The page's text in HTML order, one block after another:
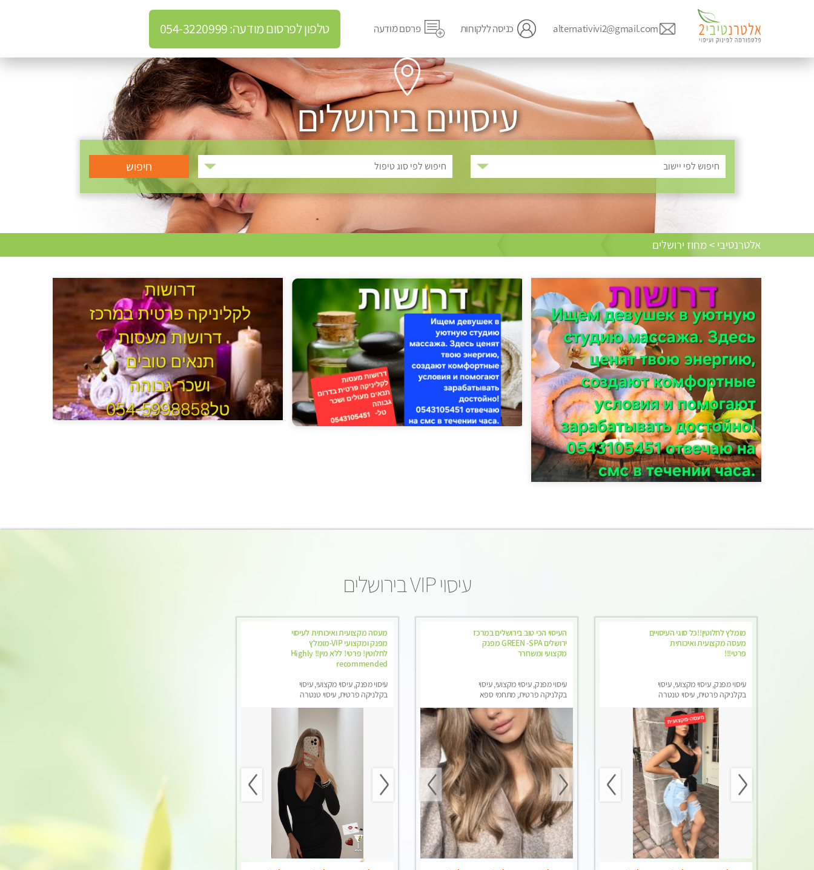
alternativivi2@gmail.com כניסה ללקוחות פרסם מודעה טלפון לפרסום מודעה: 054-3220999
עיסויים בירושלים
חיפוש לפי יישוב חיפוש לפי סוג טיפול
אלטרנטיבי > מחוז ירושלים
עיסוי VIP בירושלים
מומלץ לחלוטין!!כל סוגי העיסויים
מעסה מקצועית ואיכותית
פרטי!!!
עיסוי מפנק, עיסוי מקצועי, עיסוי
בקלניקה פרטית, עיסוי טנטרה
העיסוי הכי טוב בירושלים במרכז
ירושלים GREEN -SPA מפנק
מקצועי ומשחרר
עיסוי מפנק, עיסוי מקצועי, עיסוי
בקלניקה פרטית, מתחמי ספא
מעסה מקצועית ואיכותית לעיסוי
מפנק ומקצועי VIP-מומלץ
לחלוטין! פרטי! ​​​​​​ללא מין!! Highly
recommended
עיסוי מפנק, עיסוי מקצועי, עיסוי
בקלניקה פרטית, עיסוי טנטרה